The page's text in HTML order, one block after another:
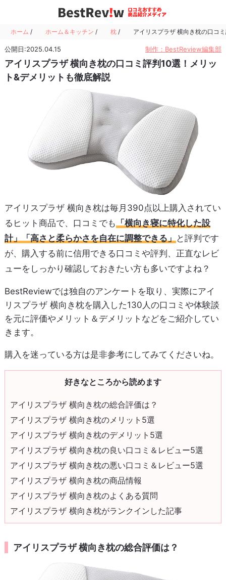
ホーム / ホーム＆キッチン / 枕 / アイリスプラザ 横向き枕の口コ
公開日:2025.04.15 制作：BestReview編集部
アイリスプラザ 横向き枕の口コミ評判10選！メリッ
ト&デメリットも徹底解説
アイリスプラザ 横向き枕は毎月390点以上購入されてい
るヒット商品で、口コミでも「横向き寝に特化した設
計」「高さと柔らかさを自在に調整できる」と評判です
が、購入する前に信用できる口コミや評判、正直なレビ
ューをしっかり確認しておきたい方も多いですよね？
BestReviewでは独自のアンケートを取り、実際にアイ
リスプラザ 横向き枕を購入した130人の口コミや体験談
を元に評価やメリット＆デメリットなどをご紹介してい
きます。
購入を迷っている方は是非参考にしてみてくださいね。
好きなところから読めます
アイリスプラザ 横向き枕の総合評価は？
アイリスプラザ 横向き枕のメリット5選
アイリスプラザ 横向き枕のデメリット5選
アイリスプラザ 横向き枕の良い口コミ＆レビュー5選
アイリスプラザ 横向き枕の悪い口コミ＆レビュー5選
アイリスプラザ 横向き枕の商品情報
アイリスプラザ 横向き枕のよくある質問
アイリスプラザ 横向き枕がランクインした記事
アイリスプラザ 横向き枕の総合評価は？